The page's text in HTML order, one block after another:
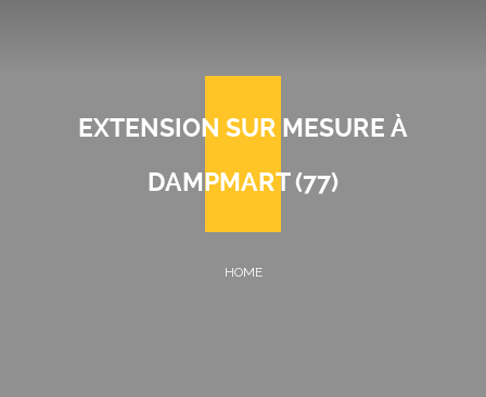
EXTENSION SUR MESURE À
DAMPMART (77)